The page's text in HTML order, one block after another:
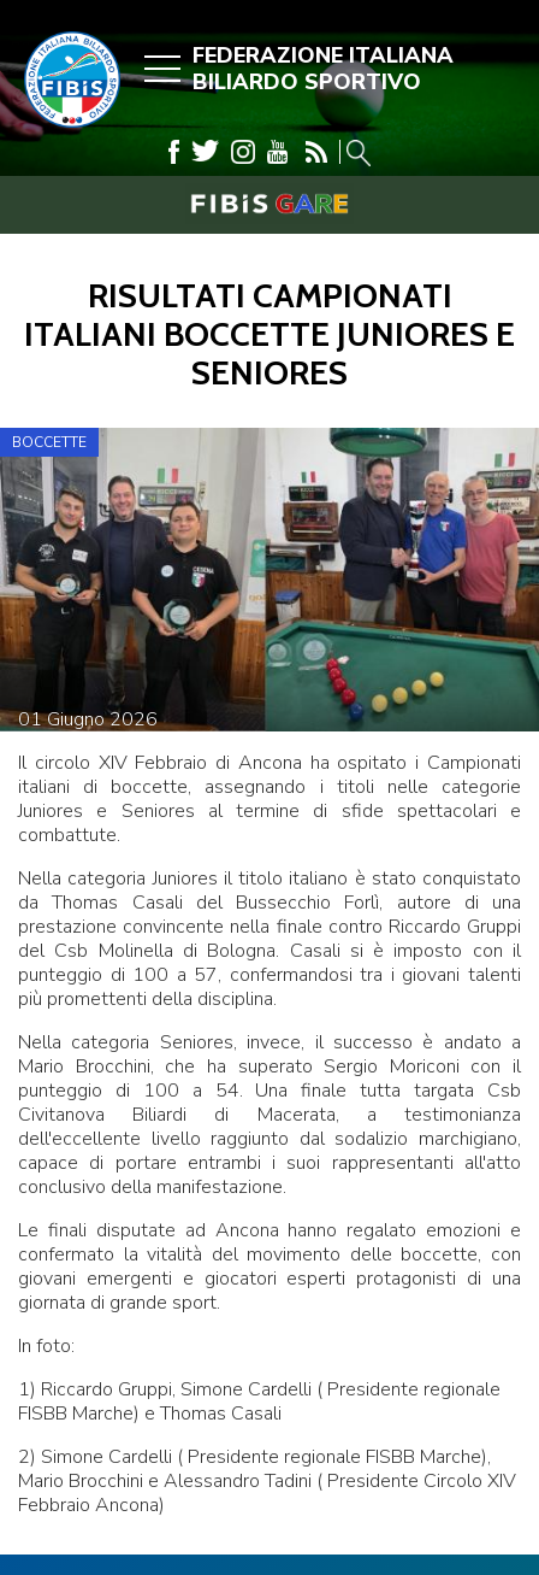
FEDERAZIONE ITALIANA
BILIARDO SPORTIVO
RISULTATI CAMPIONATI
ITALIANI BOCCETTE JUNIORES E
SENIORES
BOCCETTE
01Giugno2026
Il circolo XIV Febbraio di Ancona ha ospitato i Campionati
italiani di boccette, assegnando i titoli nelle categorie
Juniores e Seniores al termine di sfide spettacolari e
combattute.
Nella categoria Juniores il titolo italiano è stato conquistato
da Thomas Casali del Bussecchio Forlì, autore di una
prestazione convincente nella finale contro Riccardo Gruppi
del Csb Molinella di Bologna. Casali si è imposto con il
punteggio di 100 a 57, confermandosi tra i giovani talenti
più promettenti della disciplina.
Nella categoria Seniores, invece, il successo è andato a
Mario Brocchini, che ha superato Sergio Moriconi con il
punteggio di 100 a 54. Una finale tutta targata Csb
Civitanova Biliardi di Macerata, a testimonianza
dell'eccellente livello raggiunto dal sodalizio marchigiano,
capace di portare entrambi i suoi rappresentanti all'atto
conclusivo della manifestazione.
Le finali disputate ad Ancona hanno regalato emozioni e
confermato la vitalità del movimento delle boccette, con
giovani emergenti e giocatori esperti protagonisti di una
giornata di grande sport.
In foto:
1) Riccardo Gruppi, Simone Cardelli ( Presidente regionale
FISBB Marche) e Thomas Casali
2) Simone Cardelli ( Presidente regionale FISBB Marche),
Mario Brocchini e Alessandro Tadini ( Presidente Circolo XIV
Febbraio Ancona)